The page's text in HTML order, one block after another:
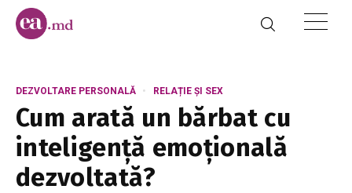
DEZVOLTARE PERSONALĂ RELAȚIE ȘI SEX
Cum arată un bărbat cu
inteligență emoțională
dezvoltată?